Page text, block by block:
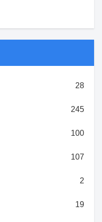
28
245
100
107
2
19